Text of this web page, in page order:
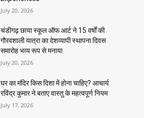
July 20, 2026
चंडीगढ़ छाया स्कूल ऑफ आर्ट ने 15 वर्षों की
गौरवशाली यात्रा का देशव्यापी स्थापना दिवस
समारोह भव्य रूप से मनाया
July 20, 2026
घर का मंदिर किस दिशा में होना चाहिए? आचार्य
रविंद्र कुमार ने बताए वास्तु के महत्वपूर्ण नियम
July 17, 2026